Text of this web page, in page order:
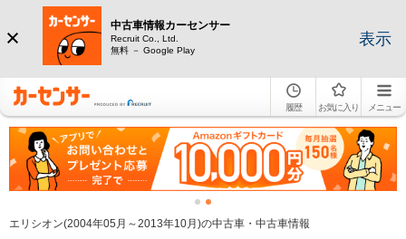
中古車情報カーセンサー
Recruit Co., Ltd.
無料 － Google Play
表示
履歴 お気に入り メニュー
エリシオン(2004年05月～2013年10月)の中古車・中古車情報